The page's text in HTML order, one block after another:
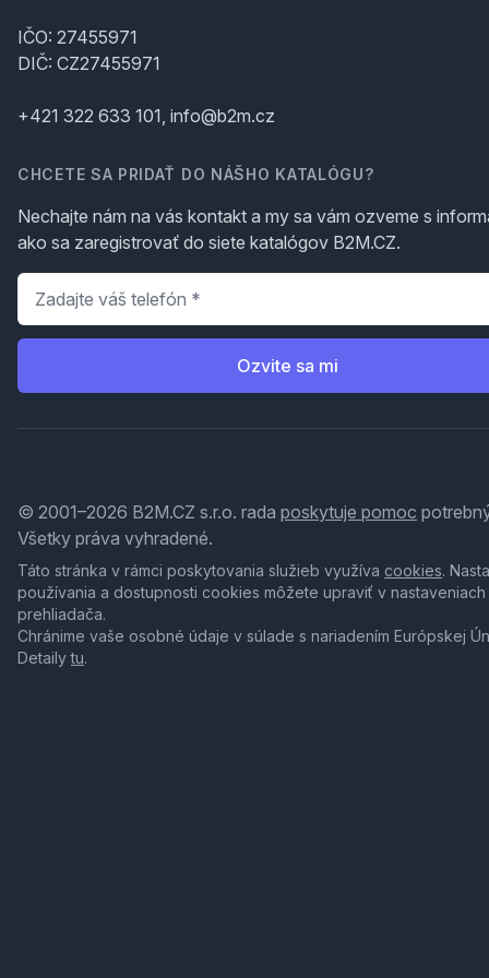
IČO: 27455971
DIČ: CZ27455971
+421 322 633 101, info@b2m.cz
CHCETE SA PRIDAŤ DO NÁŠHO KATALÓGU?
Nechajte nám na vás kontakt a my sa vám ozveme s
ako sa zaregistrovať do siete katalógov B2M.CZ.
Telefón
Ozvite sa mi
© 2001–2026 B2M.CZ s.r.o. rada poskytuje pomoc
Všetky práva vyhradené.
Táto stránka v rámci poskytovania služieb využíva cookies.
používania a dostupnosti cookies môžete upraviť v nastaveniach
prehliadača.
Chránime vaše osobné údaje v súlade s nariadením Európskej
Detailytu.